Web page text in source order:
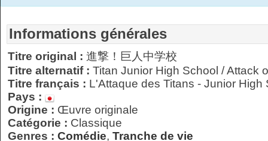
Informations générales
Titre original : 進撃！巨人中学校
Titre alternatif : Titan Junior High School / Attack
Titre français : L'Attaque des Titans - Junior High
Pays :
Origine : Œuvre originale
Catégorie : Classique
Genres : Comédie, Tranche de vie